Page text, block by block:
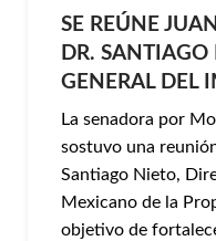
SE REÚNE
DR. SANTIAGO
GENERAL DEL
La senadora por
sostuvo una
Santiago Nieto,
Mexicano de la
objetivo de